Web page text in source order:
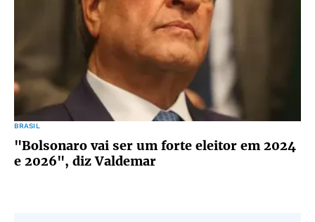
BRASIL
"Bolsonaro vai ser um forte eleitor em 2024
e 2026", diz Valdemar